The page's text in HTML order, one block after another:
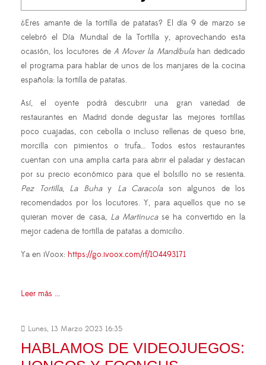
¿Eres amante de la tortilla de patatas? El día 9 de marzo se
celebró el Día Mundial de la Tortilla y, aprovechando esta
ocasión, los locutores de A Mover la Mandíbulahan dedicado
el programa para hablar de unos de los manjares de la cocina
española: la tortilla de patatas.
Así, el oyente podrá descubrir una gran variedad de
restaurantes en Madrid donde degustar las mejores tortillas
poco cuajadas, con cebolla o incluso rellenas de queso brie,
morcilla con pimientos o trufa… Todos estos restaurantes
cuentan con una amplia carta para abrir el paladar y destacan
por su precio económico para que el bolsillo no se resienta.
Pez Tortilla, La Buha y La Caracolason algunos de los
recomendados por los locutores. Y, para aquellos que no se
quieran mover de casa, La Martinucase ha convertido en la
mejor cadena de tortilla de patatas a domicilio.
Ya en iVoox: https://go.ivoox.com/rf/104493171
Leer más ...
Lunes, 13 Marzo 2023 16:35
HABLAMOS DE VIDEOJUEGOS: